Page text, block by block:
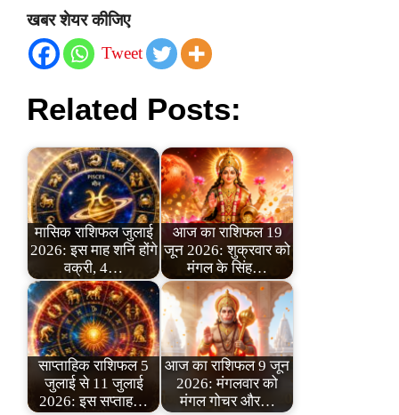
खबर शेयर कीजिए
Tweet
Related Posts:
मासिक राशिफल जुलाई
2026: इस माह शनि होंगे
वक्री, 4…
आज का राशिफल 19
जून 2026: शुक्रवार को
मंगल के सिंह…
साप्ताहिक राशिफल 5
जुलाई से 11 जुलाई
2026: इस सप्ताह…
आज का राशिफल 9 जून
2026: मंगलवार को
मंगल गोचर और…